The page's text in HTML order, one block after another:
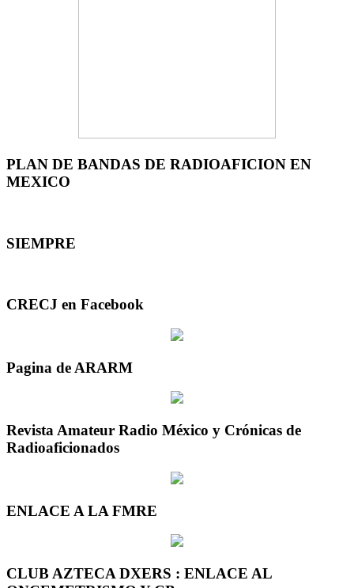
PLAN DE BANDAS DE RADIOAFICION EN
MEXICO
SIEMPRE
CRECJ en Facebook
Pagina de ARARM
Revista Amateur Radio México y Crónicas de
Radioaficionados
ENLACE A LA FMRE
CLUB AZTECA DXERS : ENLACE AL